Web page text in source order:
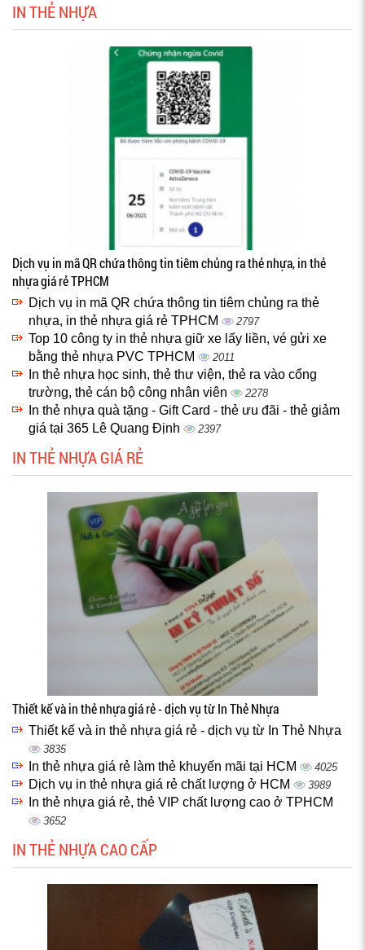
IN THẺ NHỰA
Dịch vụ in mã QR chứa thông tin tiêm chủng ra thẻ nhựa, in thẻ
nhựa giá rẻ TPHCM
Dịch vụ in mã QR chứa thông tin tiêm chủng ra thẻ
nhựa, in thẻ nhựa giá rẻ TPHCM
2797
Top 10 công ty in thẻ nhựa giữ xe lấy liền, vé gửi xe
bằng thẻ nhựa PVC TPHCM
2011
In thẻ nhựa học sinh, thẻ thư viện, thẻ ra vào cổng
trường, thẻ cán bộ công nhân viên
2278
In thẻ nhựa quà tặng - Gift Card - thẻ ưu đãi - thẻ giảm
giá tại 365 Lê Quang Định
2397
IN THẺ NHỰA GIÁ RẺ
Thiết kế và in thẻ nhựa giá rẻ - dịch vụ từ In Thẻ Nhựa
Thiết kế và in thẻ nhựa giá rẻ - dịch vụ từ In Thẻ Nhựa
3835
In thẻ nhựa giá rẻ làm thẻ khuyến mãi tại HCM 4025
Dịch vụ in thẻ nhựa giá rẻ chất lượng ở HCM 3989
In thẻ nhựa giá rẻ, thẻ VIP chất lượng cao ở TPHCM
3652
IN THẺ NHỰA CAO CẤP